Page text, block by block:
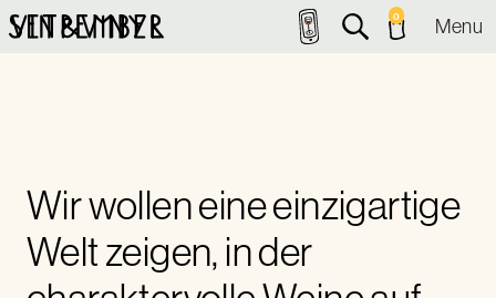
0 Menu
Wir wollen eine einzigartige
Welt zeigen, in der